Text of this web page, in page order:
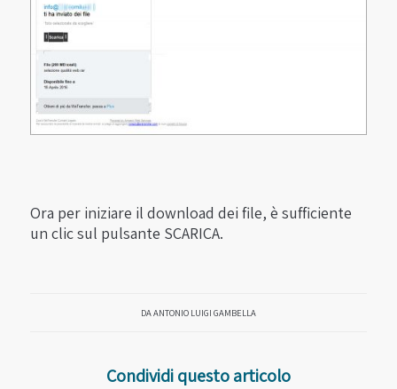
Ora per iniziare il download dei file, è sufficiente
un clic sul pulsante SCARICA.
DAANTONIO LUIGI GAMBELLA
Condividi questo articolo